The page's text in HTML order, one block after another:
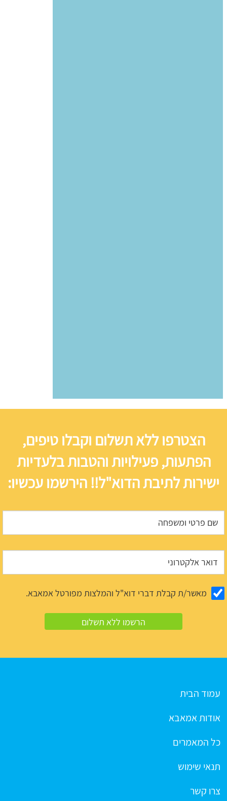
הצטרפו ללא תשלום וקבלו טיפים,
הפתעות, פעילויות והטבות בלעדיות
ישירות לתיבת הדוא"ל!! הירשמו עכשיו:
מאשר/ת קבלת דברי דוא"ל והמלצות מפורטל אמאבא.
עמוד הבית
אודות אמאבא
כל המאמרים
תנאי שימוש
צרו קשר